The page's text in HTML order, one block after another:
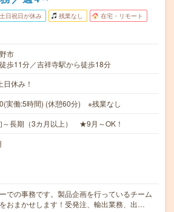
土日祝日が休み 残業なし 在宅・リモート
市
歩11分／吉祥寺駅から徒歩18分
休み！
実働:5時間) (休憩60分) ※残業なし
～長期（3カ月以上） ★9月～OK！
での事務です。製品企画を行っているチーム
おまかせします！受発注、輸出業務、出…